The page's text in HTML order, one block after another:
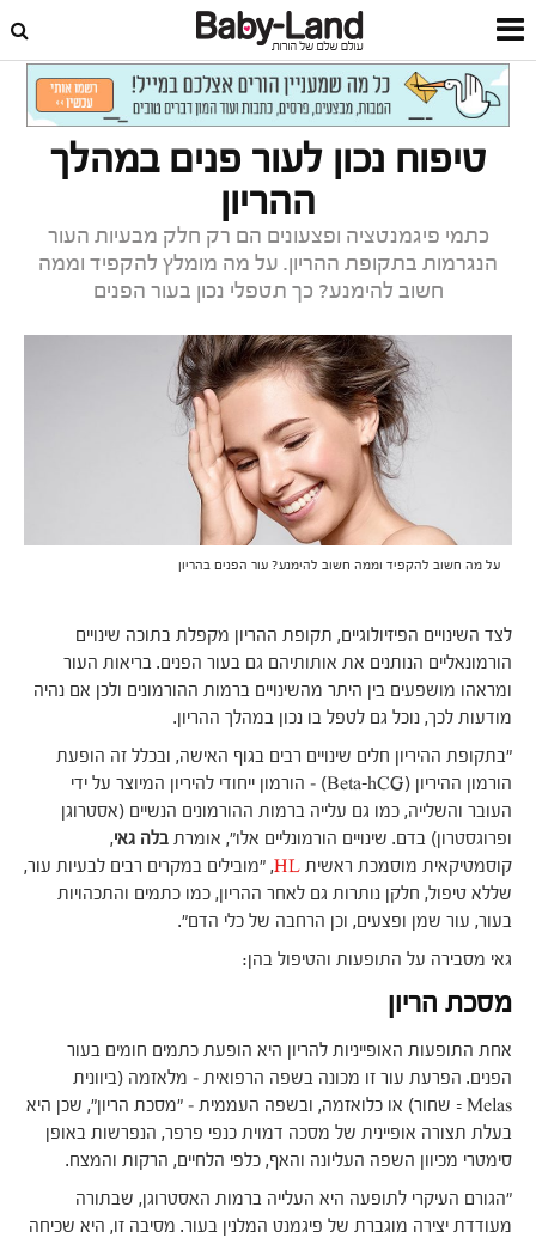
איפור וטיפוח
טיפוח נכון לעור פנים במהלך
ההריון
כתמי פיגמנטציה ופצעונים הם רק חלק מבעיות העור
הנגרמות בתקופת ההריון. על מה מומלץ להקפיד וממה
חשוב להימנע? כך תטפלי נכון בעור הפנים
על מה חשוב להקפיד וממה חשוב להימנע? עור הפנים בהריון
לצד השינויים הפיזיולוגיים, תקופת ההריון מקפלת בתוכה שינויים
הורמונאליים הנותנים את אותותיהם גם בעור הפנים. בריאות העור
ומראהו מושפעים בין היתר מהשינויים ברמות ההורמונים ולכן אם נהיה
מודעות לכך, נוכל גם לטפל בו נכון במהלך ההריון.
"בתקופת ההיריון חלים שינויים רבים בגוף האישה, ובכלל זה הופעת
הורמון ההיריון (Beta-hCG) – הורמון ייחודי להיריון המיוצר על ידי
העובר והשלייה, כמו גם עלייה ברמות ההורמונים הנשיים (אסטרוגן
ופרוגסטרון) בדם. שינויים הורמונליים אלו", אומרת בלה גאי,
קוסמטיקאית מוסמכת ראשית HL, "מובילים במקרים רבים לבעיות עור,
שללא טיפול, חלקן נותרות גם לאחר ההריון, כמו כתמים והתכהויות
בעור, עור שמן ופצעים, וכן הרחבה של כלי הדם".
גאי מסבירה על התופעות והטיפול בהן:
מסכת הריון
אחת התופעות האופייניות להריון היא הופעת כתמים חומים בעור
הפנים. הפרעת עור זו מכונה בשפה הרפואית – מלאזמה (ביוונית
Melas = שחור) או כלואזמה, ובשפה העממית – "מסכת הריון", שכן היא
בעלת תצורה אופיינית של מסכה דמוית כנפי פרפר, הנפרשות באופן
סימטרי מכיוון השפה העליונה והאף, כלפי הלחיים, הרקות והמצח.
"הגורם העיקרי לתופעה היא העלייה ברמות האסטרוגן, שבתורה
מעודדת יצירה מוגברת של פיגמנט המלנין בעור. מסיבה זו, היא שכיחה